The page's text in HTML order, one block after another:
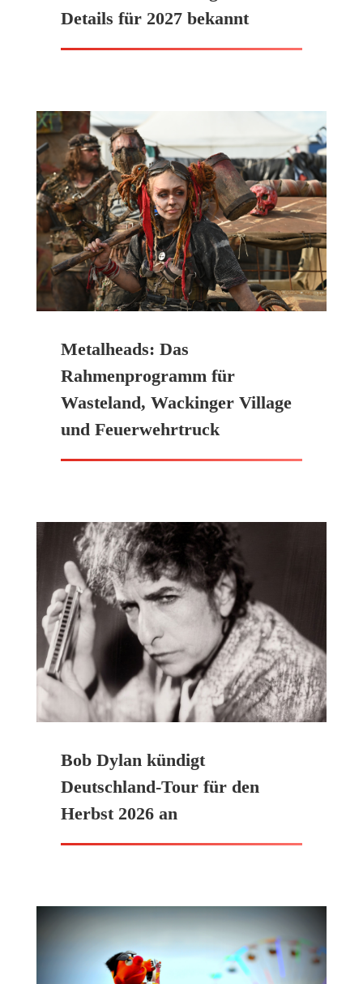
Details für 2027 bekannt
Metalheads: Das
Rahmenprogramm für
Wasteland, Wackinger Village
und Feuerwehrtruck
Bob Dylan kündigt
Deutschland-Tour für den
Herbst 2026 an